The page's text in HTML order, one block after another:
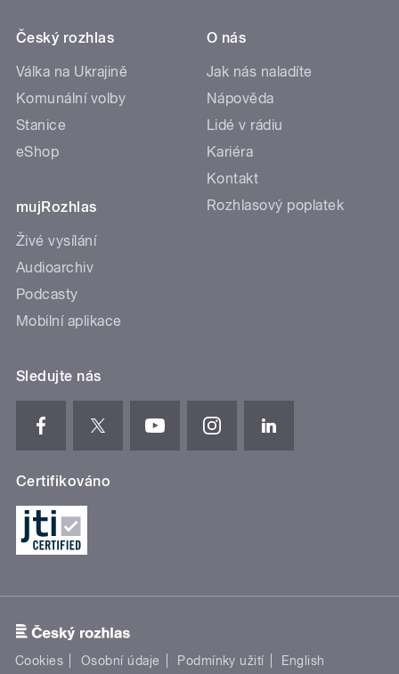
Český rozhlas
Válka na Ukrajině
Komunální volby
Stanice
eShop
mujRozhlas
Živé vysílání
Audioarchiv
Podcasty
Mobilní aplikace
O nás
Jak nás naladíte
Nápověda
Lidé v rádiu
Kariéra
Kontakt
Rozhlasový poplatek
Sledujte nás
Certifikováno
Cookies Osobní údaje Podmínky užití English